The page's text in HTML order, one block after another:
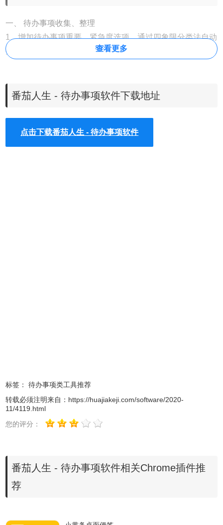
一、 待办事项收集、整理
1、增加待办事项重要、紧急度选项，通过四象限分类法自动
排序任务
3、增加完成事项归档栏，方便后续查看
4、增加云存储，对待办事项进行云存储下载
二、番茄时钟
1、可调节单次时钟时长
2、任务栏番茄倒计时钟(十分喜欢的功能，简单明了)
番茄人生软件使用方法
1、在本站下载安装番茄人生软件，界面如图：
查看更多
番茄人生 - 待办事项软件下载地址
点击下载番茄人生 - 待办事项软件
标签：
待办事项类工具推荐
转载必须注明来自： https://huajiakeji.com/software/2020-
11/4119.html
您的评分：
番茄人生 - 待办事项软件相关Chrome插件推
荐